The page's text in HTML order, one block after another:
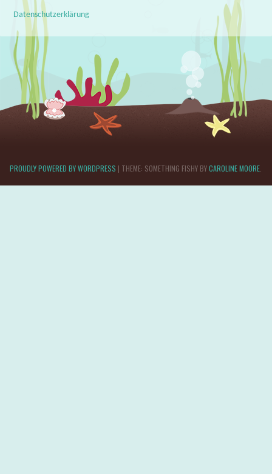
Datenschutzerklärung
PROUDLY POWERED BY WORDPRESS | THEME: SOMETHING FISHY BYCAROLINE MOORE